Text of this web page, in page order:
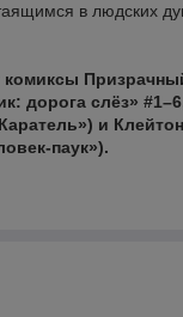
в людских
дорога слёз»
и
паук»).